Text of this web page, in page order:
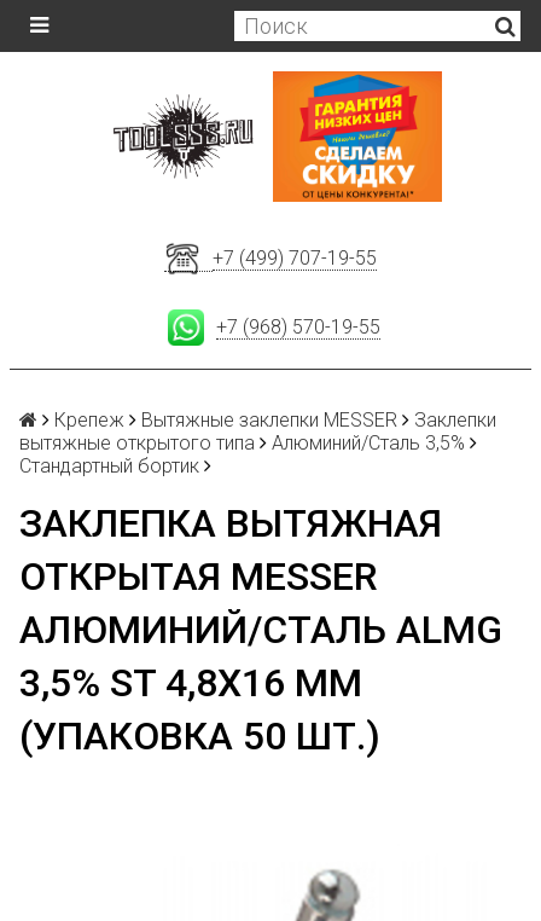
+7 (499) 707-19-55
+7 (968) 570-19-55
Крепеж Вытяжные заклепки MESSER
Заклепки
вытяжные открытого типа
Алюминий/Сталь 3,5%
Стандартный бортик
ЗАКЛЕПКА ВЫТЯЖНАЯ
ОТКРЫТАЯ MESSER
АЛЮМИНИЙ/СТАЛЬ ALMG
3,5% ST 4,8X16 ММ
(УПАКОВКА 50 ШТ.)